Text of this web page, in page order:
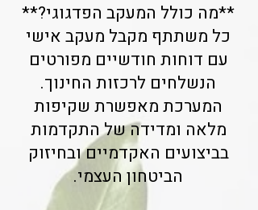
**מה כולל המעקב הפדגוגי?**
כל משתתף מקבל מעקב אישי
עם דוחות חודשיים מפורטים
הנשלחים לרכזות החינוך.
המערכת מאפשרת שקיפות
מלאה ומדידה של התקדמות
בביצועים האקדמיים ובחיזוק
הביטחון העצמי.